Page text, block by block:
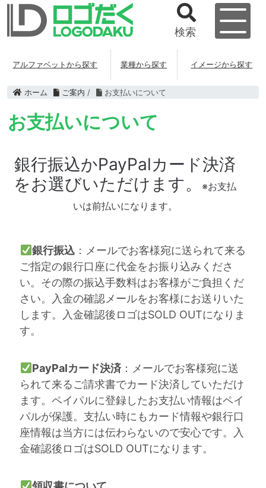
検索
アルファベットから探す 業種から探す イメージから探す
ホーム ご案内 / お支払いについて
お支払いについて
銀行振込かPayPalカード決済
をお選びいただけます。
※お支払
いは前払いになります。
銀行振込：メールでお客様宛に送られて来る
ご指定の銀行口座に代金をお振り込みくださ
い。その際の振込手数料はお客様がご負担くだ
さい。入金の確認メールをお客様にお送りいた
します。入金確認後ロゴはSOLD OUTになりま
す。
PayPalカード決済：メールでお客様宛に送
られて来るご請求書でカード決済していただけ
ます。ペイパルに登録したお支払い情報はペイ
パルが保護。支払い時にもカード情報や銀行口
座情報は当方には伝わらないので安心です。入
金確認後ロゴはSOLD OUTになります。